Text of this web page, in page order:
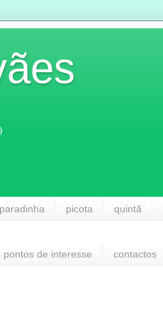
picota quintã
pontos de interesse contactos